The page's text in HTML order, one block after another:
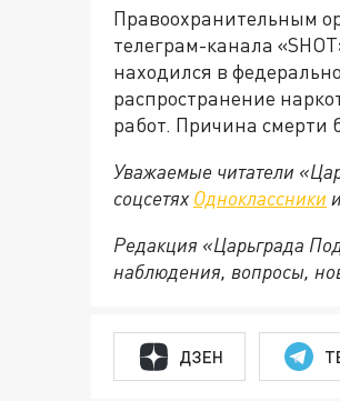
Правоохранительным
телеграм-канала «SHOT
находился в
распространение
работ. Причина смерти
Уважаемые читатели
соцсетях Одноклассники и
Редакция «Царьграда
наблюдения, вопросы,
ДЗЕН